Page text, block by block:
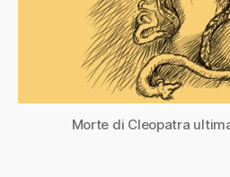
Morte di Cleopatra